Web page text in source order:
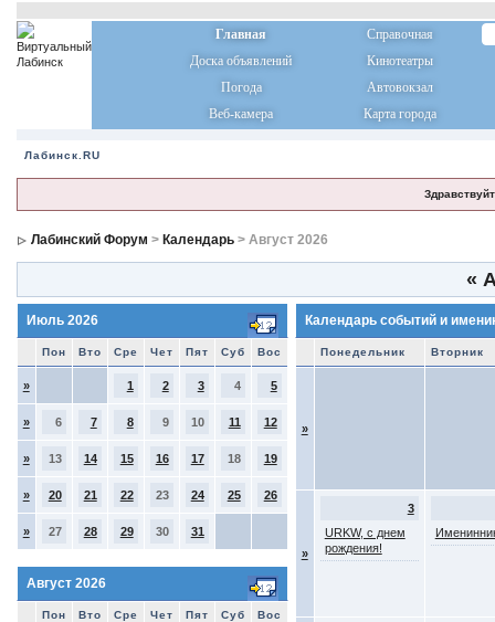
Главная
Справочная
Доска объявлений
Кинотеатры
Погода
Автовокзал
Веб-камера
Карта города
Лабинск.RU
Лабинский Форум > Календарь> Август 2026
«
Июль 2026
Пон Вто Сре Чет Пят Суб Вос
» 1 2 3 4 5
» 6 7 8 9 10 11 12
» 13 14 15 16 17 18 19
» 20 21 22 23 24 25 26
» 27 28 29 30 31
Август 2026
Пон Вто Сре Чет Пят Суб Вос
Календарь событий и
Понедельник Вторник
»
»
3
URKW, с днем
рождения!